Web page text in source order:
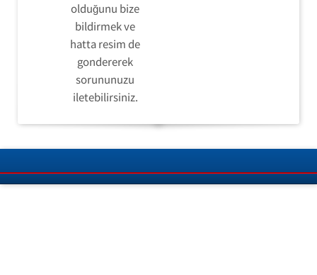
olduğunu bize
bildirmek ve
hatta resim de
gondererek
sorununuzu
iletebilirsiniz.